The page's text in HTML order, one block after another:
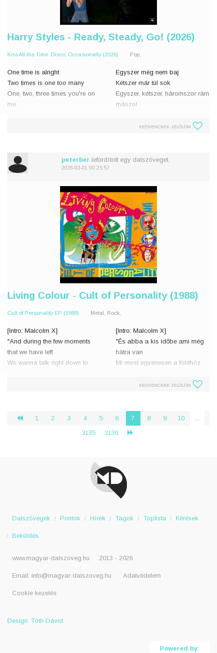
Harry Styles - Ready, Steady, Go! (2026)
Kiss All the Time. Disco, Occasionally (2026) Pop,
One time is alright
Two times is one too many
One, two, three times you're on
me
Butterflied both our bellies
You and me are skipping
Egyszer még nem baj
Kétszer már túl sok
Egyszer, kétszer, háromszor rám
mászol
Vigyázz, kész, rajt!
kívánás gyanánt
KEDVENCNEK JELÖLÖM
peterber lefordított egy dalszöveget.
2026-03-01 00:25:57
Living Colour - Cult of Personality (1988)
Cult of Personality EP (1988) Metal, Rock,
[Intro: Malcolm X]
"And during the few moments
that we have left
We wanna talk right down to
[Verse 1]
[Intro: Malcolm X]
"És abba a kis időbe ami még
hátra van
Mi most egyenesen a földhöz
És azon a nyelven, amelyiket
[1. Ve
KEDVENCNEK JELÖLÖM
‹ 1 2 3 4 5 6 7 8 9 10
...
3135
3136
Dalszövegek Pontok Hírek Tagok Toplista Kérések
Beküldés
www.magyar-dalszoveg.hu 2013 - 2026
Email: info@magyar-dalszoveg.hu Adatvédelem
Cookie kezelés
Design: Tóth Dávid
Powered by: